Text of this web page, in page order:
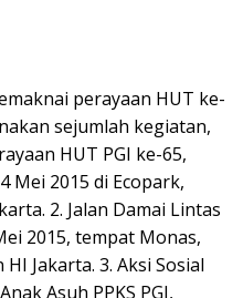
perayaan HUT ke-
sejumlah kegiatan,
HUT PGI ke-65,
Mei 2015 di Ecopark,
2. Jalan Damai Lintas
2015, tempat Monas,
Jakarta. 3. Aksi Sosial
Asuh PPKS PGI,